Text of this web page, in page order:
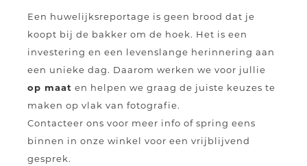
Een huwelijksreportage is geen brood dat je
koopt bij de bakker om de hoek. Het is een
investering en een levenslange herinnering aan
een unieke dag. Daarom werken we voor jullie
op maat en helpen we graag de juiste keuzes te
maken op vlak van fotografie.
Contacteer ons voor meer info of spring eens
binnen in onze winkel voor een vrijblijvend
gesprek.